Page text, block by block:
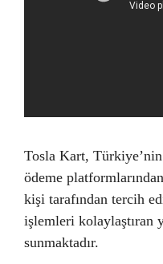
Tosla Kart,
ödeme
kişi tarafından tercih
işlemleri kolaylaştıran
sunmaktadır.